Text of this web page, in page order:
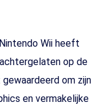
Wii heeft
op de
om zijn
en vermakelijke